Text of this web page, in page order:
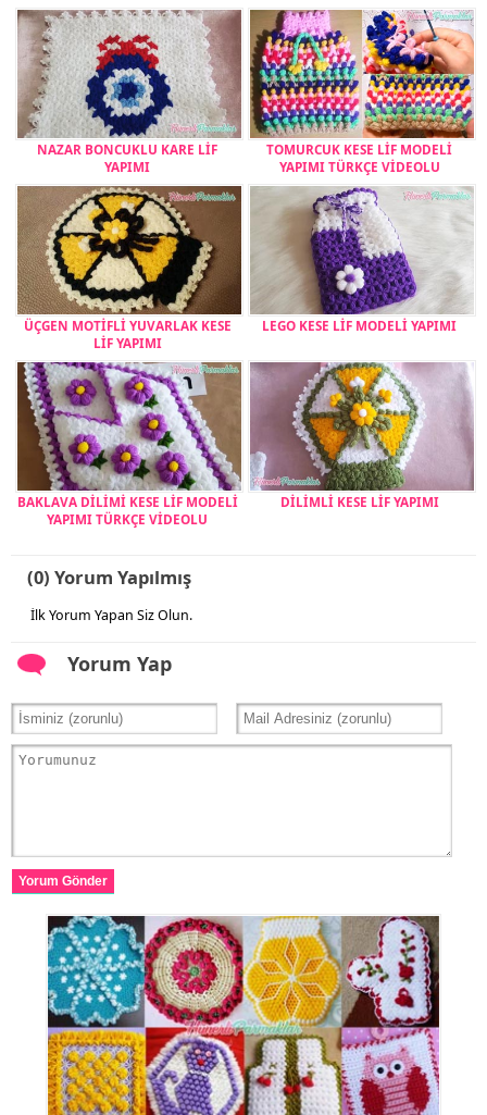
NAZAR BONCUKLU KARE LİF
YAPIMI
TOMURCUK KESE LİF MODELİ
YAPIMI TÜRKÇE VİDEOLU
ÜÇGEN MOTİFLİ YUVARLAK KESE
LİF YAPIMI
LEGO KESE LİF MODELİ YAPIMI
BAKLAVA DİLİMİ KESE LİF MODELİ
YAPIMI TÜRKÇE VİDEOLU
DİLİMLİ KESE LİF YAPIMI
(0) Yorum Yapılmış
İlk Yorum Yapan Siz Olun.
Yorum Yap
Yorum Gönder